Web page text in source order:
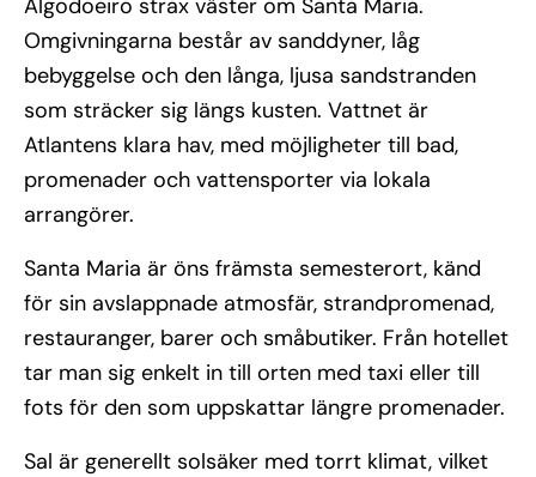
Algodoeiro strax väster om Santa Maria.
Omgivningarna består av sanddyner, låg
bebyggelse och den långa, ljusa sandstranden
som sträcker sig längs kusten. Vattnet är
Atlantens klara hav, med möjligheter till bad,
promenader och vattensporter via lokala
arrangörer.
Santa Maria är öns främsta semesterort, känd
för sin avslappnade atmosfär, strandpromenad,
restauranger, barer och småbutiker. Från hotellet
tar man sig enkelt in till orten med taxi eller till
fots för den som uppskattar längre promenader.
Sal är generellt solsäker med torrt klimat, vilket